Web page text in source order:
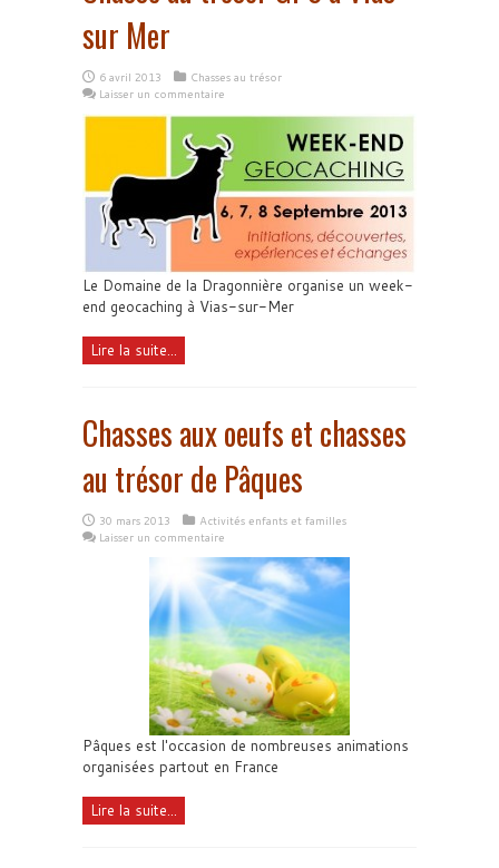
sur Mer
6 avril 2013
Chasses au trésor
Laisser un commentaire
Le Domaine de la Dragonnière organise un week-
end geocaching à Vias-sur-Mer
Lire la suite...
Chasses aux oeufs et chasses
au trésor de Pâques
30 mars 2013
Activités enfants et familles
Laisser un commentaire
Pâques est l'occasion de nombreuses animations
organisées partout en France
Lire la suite...